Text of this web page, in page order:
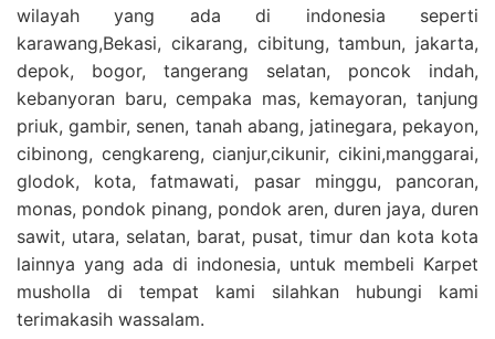
wilayah yang ada di indonesia seperti
karawang,Bekasi, cikarang, cibitung, tambun, jakarta,
depok, bogor, tangerang selatan, poncok indah,
kebanyoran baru, cempaka mas, kemayoran, tanjung
priuk, gambir, senen, tanah abang, jatinegara, pekayon,
cibinong, cengkareng, cianjur,cikunir, cikini,manggarai,
glodok, kota, fatmawati, pasar minggu, pancoran,
monas, pondok pinang, pondok aren, duren jaya, duren
sawit, utara, selatan, barat, pusat, timur dan kota kota
lainnya yang ada di indonesia, untuk membeli Karpet
musholla di tempat kami silahkan hubungi kami
terimakasih wassalam.